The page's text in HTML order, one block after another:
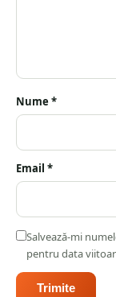
Nume *
Email *
Salvează-mi
pentru data